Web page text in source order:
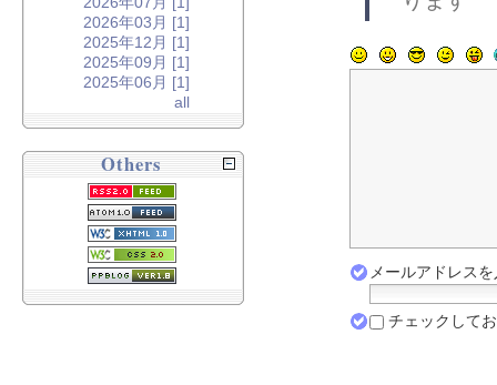
メールアドレス
チェックして
2026年03月 [1]
2025年12月 [1]
2025年09月 [1]
2025年06月 [1]
all
Others